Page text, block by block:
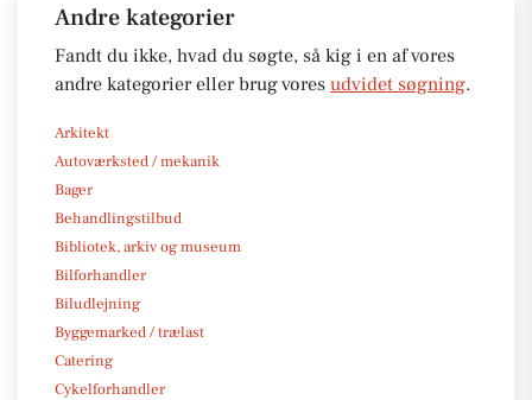
Andre kategorier
Fandt du ikke, hvad du søgte, så kig i en af vores
andre kategorier eller brug vores udvidet søgning.
Arkitekt
Autoværksted / mekanik
Bager
Behandlingstilbud
Bibliotek, arkiv og museum
Bilforhandler
Biludlejning
Byggemarked / trælast
Catering
Cykelforhandler